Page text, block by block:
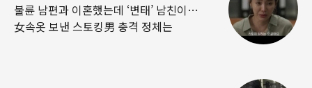
불륜 남편과 이혼했는데 ‘변태’ 남친이…
女속옷 보낸 스토킹男 충격 정체는